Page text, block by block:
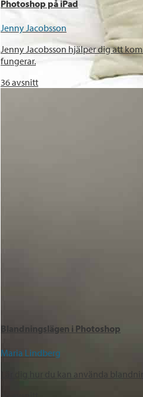
Photoshop på iPad
Jenny Jacobsson
Jenny Jacobsson hjälper dig att
fungerar.
36avsnitt
Blandningslägen i Photoshop
Maria Lindberg
Lär dig hur du kan använda